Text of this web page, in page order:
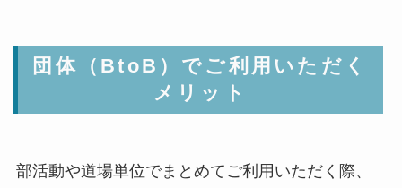
団体（BtoB）でご利用いただく
メリット
部活動や道場単位でまとめてご利用いただく際、